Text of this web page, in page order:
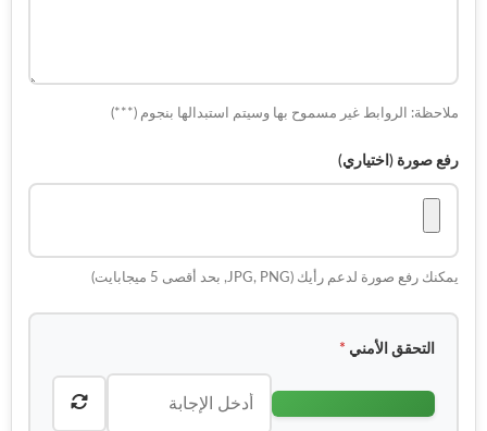
ملاحظة: الروابط غير مسموح بها وسيتم استبدالها بنجوم (***)
رفع صورة (اختياري)
يمكنك رفع صورة لدعم رأيك (JPG, PNG, بحد أقصى 5 ميجابايت)
التحقق الأمني *